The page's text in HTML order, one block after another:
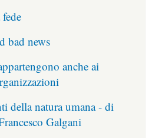
bad news
anche ai
della natura umana - di
Galgani